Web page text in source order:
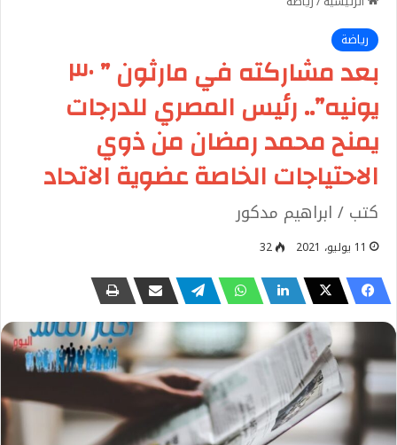
رياضة
بعد مشاركته في مارثون ” ٣٠
يونيه”.. رئيس المصري للدرجات
يمنح محمد رمضان من ذوي
الاحتياجات الخاصة عضوية الاتحاد
كتب / ابراهيم مدكور
11 يوليو، 2021 32